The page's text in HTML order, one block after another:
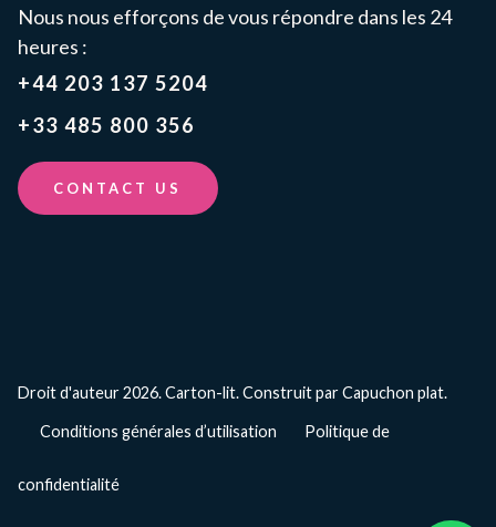
Nous nous efforçons de vous répondre dans les 24
heures :
+44 203 137 5204
+33 485 800 356
CONTACT US
Droit d'auteur 2026. Carton-lit.Construit par Capuchon plat.
Conditions générales d’utilisation Politique de
confidentialité